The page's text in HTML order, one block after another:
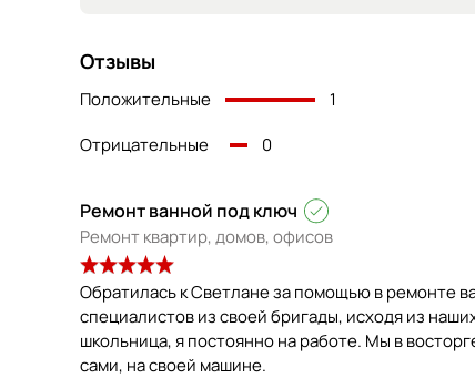
Отзывы
Положительные
1
Отрицательные
0
Ремонт ванной под ключ
Ремонт квартир, домов, офисов
Обратилась к Светлане за помощью в ремонте
специалистов из своей бригады, исходя из
школьница, я постоянно на работе. Мы в
сами, на своей машине.